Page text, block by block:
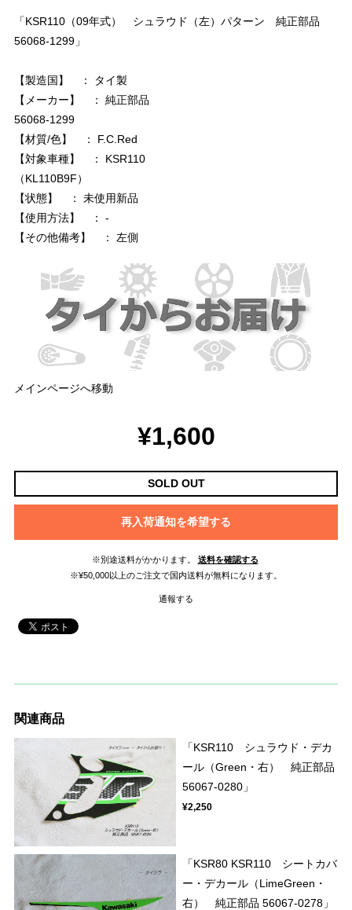
「KSR110（09年式） シュラウド（左）パターン 純正部品
56068-1299」
【製造国】 ： タイ製
【メーカー】 ： 純正部品
56068-1299
【材質/色】 ： F.C.Red
【対象車種】 ： KSR110
（KL110B9F）
【状態】 ： 未使用新品
【使用方法】 ： -
【その他備考】 ： 左側
メインページへ移動
¥1,600
SOLD OUT
再入荷通知を希望する
※別途送料がかかります。
送料を確認する
※¥50,000以上のご注文で国内送料が無料になります。
通報する
関連商品
「KSR110 シュラウド・デカ
ール（Green・右） 純正部品
56067-0280」
¥2,250
「KSR80 KSR110 シートカバ
ー・デカール（LimeGreen・
右） 純正部品 56067-0278」